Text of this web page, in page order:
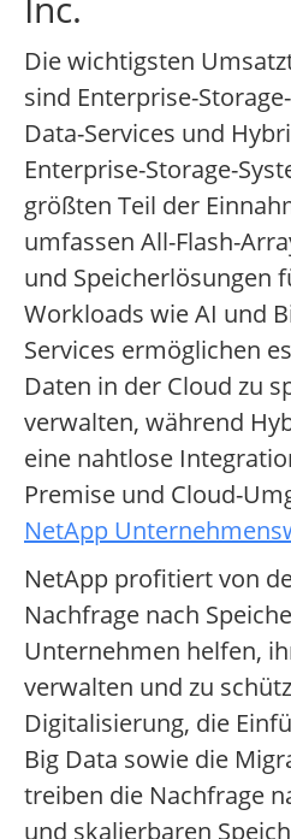
Die wichtigsten
sind Enterprise-
Data-Services und
Enterprise-Storage-
größten Teil der
umfassen All-Flash-
und Speicherlösungen
Workloads wie AI und
Services ermöglichen
Daten in der Cloud zu
verwalten, während
eine nahtlose
Premise und Cloud-
NetApp
NetApp profitiert von
Nachfrage nach
Unternehmen helfen,
verwalten und zu
Digitalisierung, die
Big Data sowie die
treiben die Nachfrage
und skalierbaren